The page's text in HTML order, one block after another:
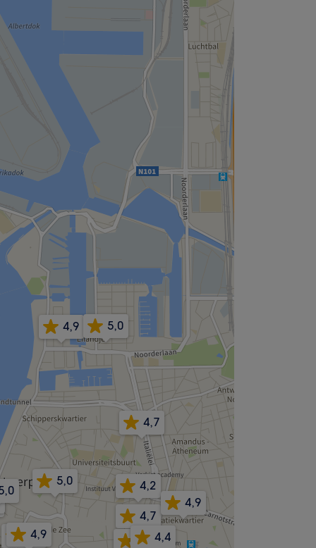
4,9
5,0 4,2
4,7
4,7
4,8
5,0
4,9 4,4
4,9
4,9